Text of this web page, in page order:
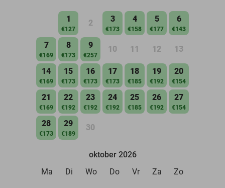
1
€127
2 3
€173
4
€158
5
€177
6
€143
7
€169
8
€173
9
€257
10 11 12 13
14
€169
15
€173
16
€173
17
€173
18
€185
19
€192
20
€154
21
€169
22
€192
23
€192
24
€192
25
€185
26
€192
27
€154
28
€173
29
€189
30
oktober 2026
Ma
Di Wo Do Vr Za Zo